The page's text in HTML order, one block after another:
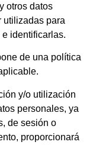
otros datos
utilizadas para
identificarlas.
de una política
y/o utilización
personales, ya
de sesión o
proporcionará